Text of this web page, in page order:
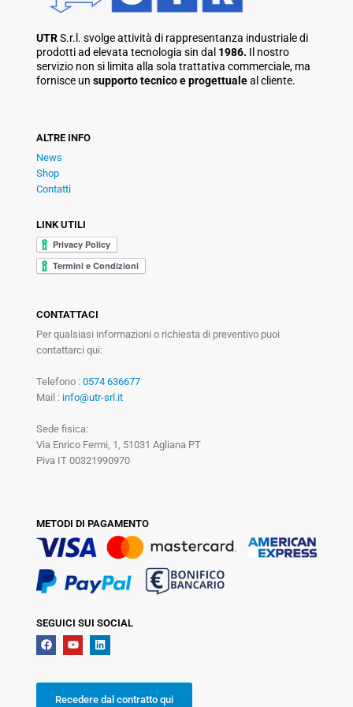
UTRS.r.l. svolge attività di rappresentanza industriale di
prodotti ad elevata tecnologia sin dal 1986. Il nostro
servizio non si limita alla sola trattativa commerciale, ma
fornisce un supporto tecnico e progettualeal cliente.
ALTRE INFO
News
Shop
Contatti
LINK UTILI
CONTATTACI
Per qualsiasi informazioni o richiesta di preventivo puoi
contattarci qui:
Telefono : 0574 636677
Mail : info@utr-srl.it
Sede fisica:
Via Enrico Fermi, 1, 51031 Agliana PT
Piva IT 00321990970
METODI DI PAGAMENTO
SEGUICI SUI SOCIAL
Recedere dal contratto qui